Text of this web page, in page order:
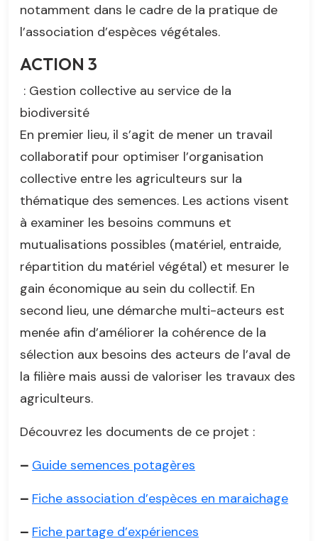
notamment dans le cadre de la pratique de
l’association d’espèces végétales.
ACTION 3
: Gestion collective au service de la
biodiversité
En premier lieu, il s’agit de mener un travail
collaboratif pour optimiser l’organisation
collective entre les agriculteurs sur la
thématique des semences. Les actions visent
à examiner les besoins communs et
mutualisations possibles (matériel, entraide,
répartition du matériel végétal) et mesurer le
gain économique au sein du collectif. En
second lieu, une démarche multi-acteurs est
menée afin d’améliorer la cohérence de la
sélection aux besoins des acteurs de l’aval de
la filière mais aussi de valoriser les travaux des
agriculteurs.
Découvrez les documents de ce projet :
– Guide semences potagères
– Fiche association d’espèces en maraichage
– Fiche partage d’expériences